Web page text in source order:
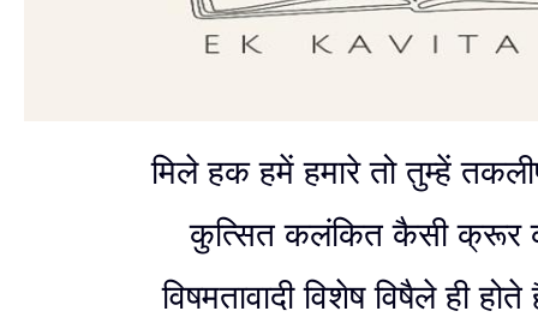
मिले हक हमें हमारे तो तुम्हें
कुत्सित कलंकित कैसी क्रूर
विषमतावादी विशेष विषैले ही होते